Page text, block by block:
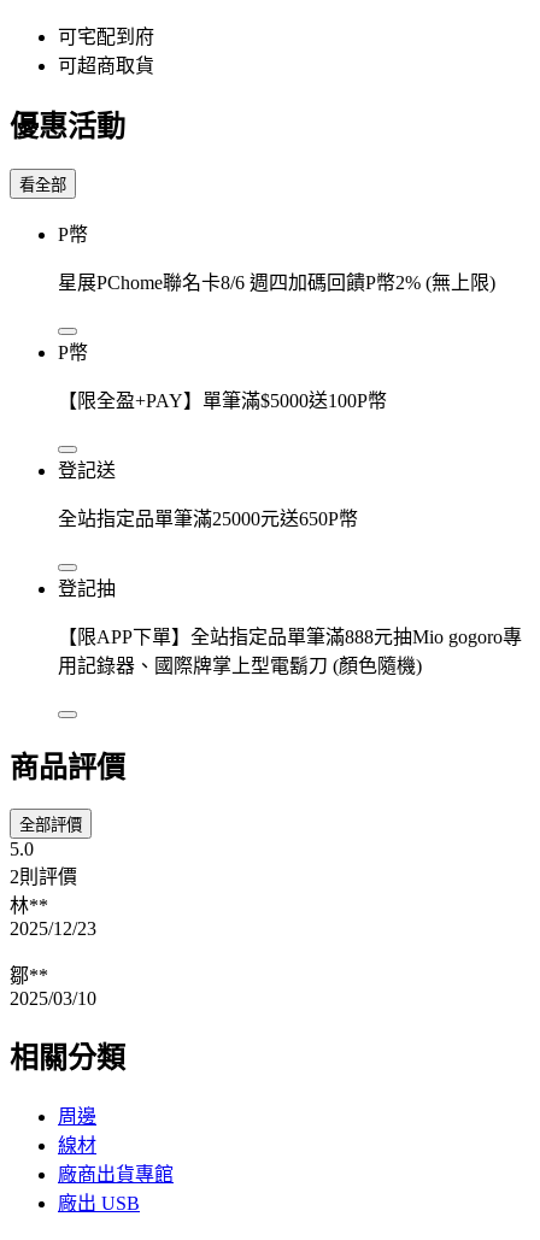
可宅配到府
可超商取貨
優惠活動
看全部
P幣
星展PChome聯名卡8/6 週四加碼回饋P幣2% (無上限)
P幣
【限全盈+PAY】單筆滿$5000送100P幣
登記送
全站指定品單筆滿25000元送650P幣
登記抽
【限APP下單】全站指定品單筆滿888元抽Mio gogoro專
用記錄器、國際牌掌上型電鬍刀 (顏色隨機)
商品評價
全部評價
5.0
2則評價
林**
2025/12/23
鄒**
2025/03/10
相關分類
周邊
線材
廠商出貨專館
廠出 USB